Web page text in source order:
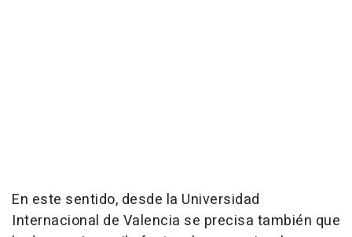
En este sentido, desde la Universidad
Internacional de Valencia se precisa también que